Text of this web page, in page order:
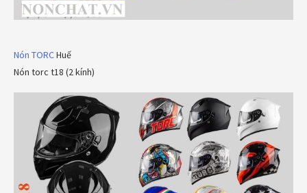
Nón TORCHuế
Nón torc t18 (2 kính)